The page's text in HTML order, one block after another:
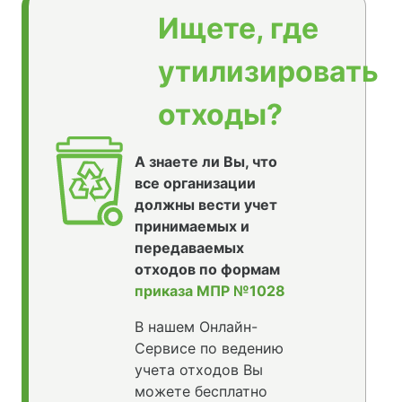
Ищете, где
утилизировать
отходы?
А знаете ли Вы, что
все организации
должны вести учет
принимаемых и
передаваемых
отходов по формам
приказа МПР №1028
В нашем Онлайн-
Сервисе по ведению
учета отходов Вы
можете бесплатно